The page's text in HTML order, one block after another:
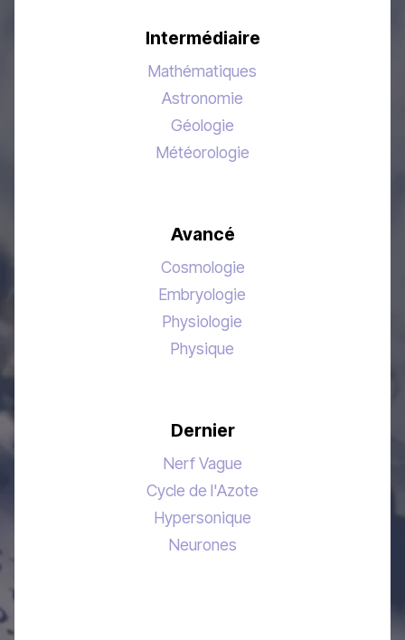
Intermédiaire
Mathématiques
Astronomie
Géologie
Météorologie
Avancé
Cosmologie
Embryologie
Physiologie
Physique
Dernier
Nerf Vague
Cycle de l'Azote
Hypersonique
Neurones